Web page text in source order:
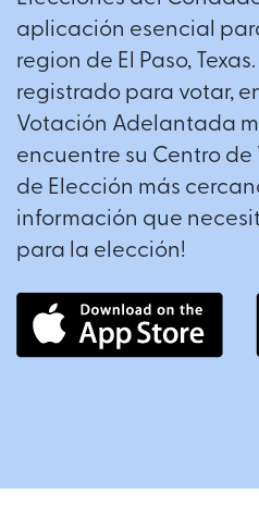
aplicación esencial
region de El Paso,
registrado para votar,
Votación Adelantada
encuentre su Centro
de Elección más
información que
para la elección!